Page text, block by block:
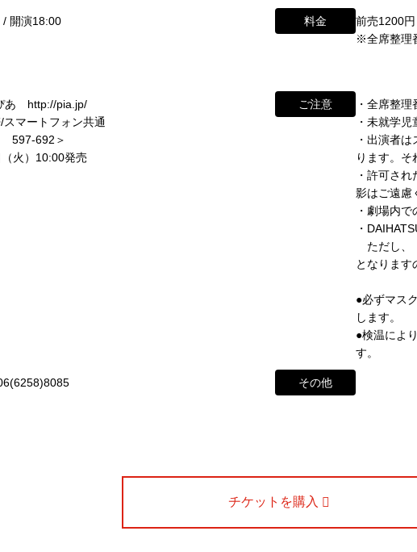
/ 開演18:00 料金
前売1200
※全席整理
あ http://pia.jp/
マートフォン共通
597-692＞
火）10:00発売
ご注意
・全席整
・未就学
・出演者
ります。そ
・許可さ
影はご遠慮
・劇場内
・
ただし、
となります
●必ずマス
します。
●検温によ
す。
その他
チケットを購入 
居」と呼ばれた江戸時代に遡ります。
エンタテインメントの中心である東京・大阪で復活させ、 新たな歴史を
るエンタテインナーが続々と輩出され、文化の発展に寄与できるものと考
業
るお問い合わせ
わせ願います。
o-school@shochikugeino.jp
t-school@shochikugeino.jp
見・ご感想（※）